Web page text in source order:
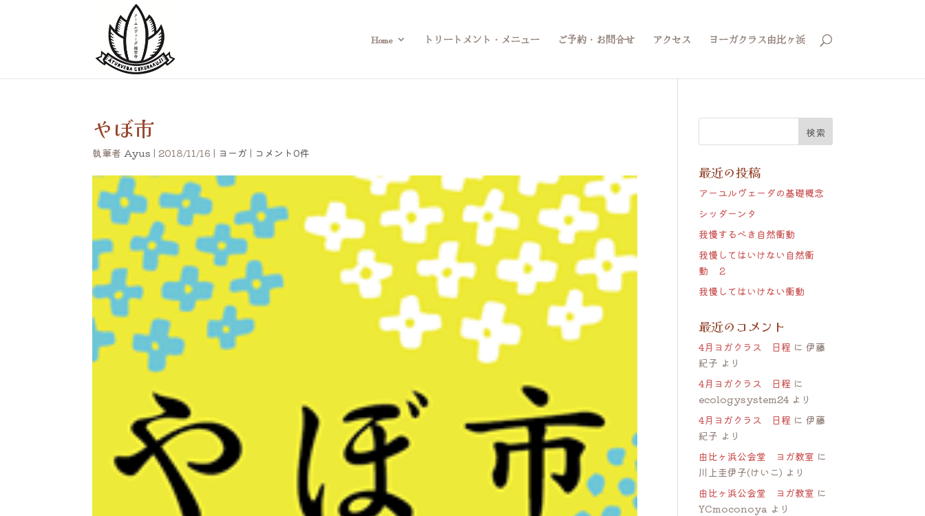
Home トリートメント・メニュー ご予約・お問合せ アクセス ヨーガクラス由比ヶ浜
やぼ市
執筆者Ayus |2018/11/16 | ヨーガ | コメント0件
最近の投稿
アーユルヴェーダの基礎概念
シッダーンタ
我慢するべき自然衝動
我慢してはいけない自然衝
動 ２
我慢してはいけない衝動
最近のコメント
4月ヨガクラス 日程 に伊藤
紀子 より
4月ヨガクラス 日程 に
ecologysystem24 より
4月ヨガクラス 日程 に伊藤
紀子 より
由比ヶ浜公会堂 ヨガ教室 に
川上圭伊子(けいこ) より
由比ヶ浜公会堂 ヨガ教室 に
YCmoconoya より